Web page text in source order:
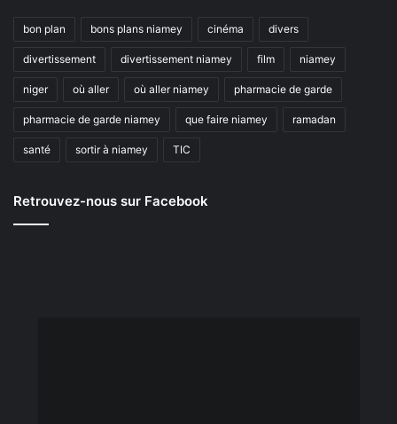
bon plan bons plans niamey cinéma divers
divertissement divertissement niamey film niamey
niger où aller où aller niamey pharmacie de garde
pharmacie de garde niamey que faire niamey ramadan
santé sortir à niamey TIC
Retrouvez-nous sur Facebook